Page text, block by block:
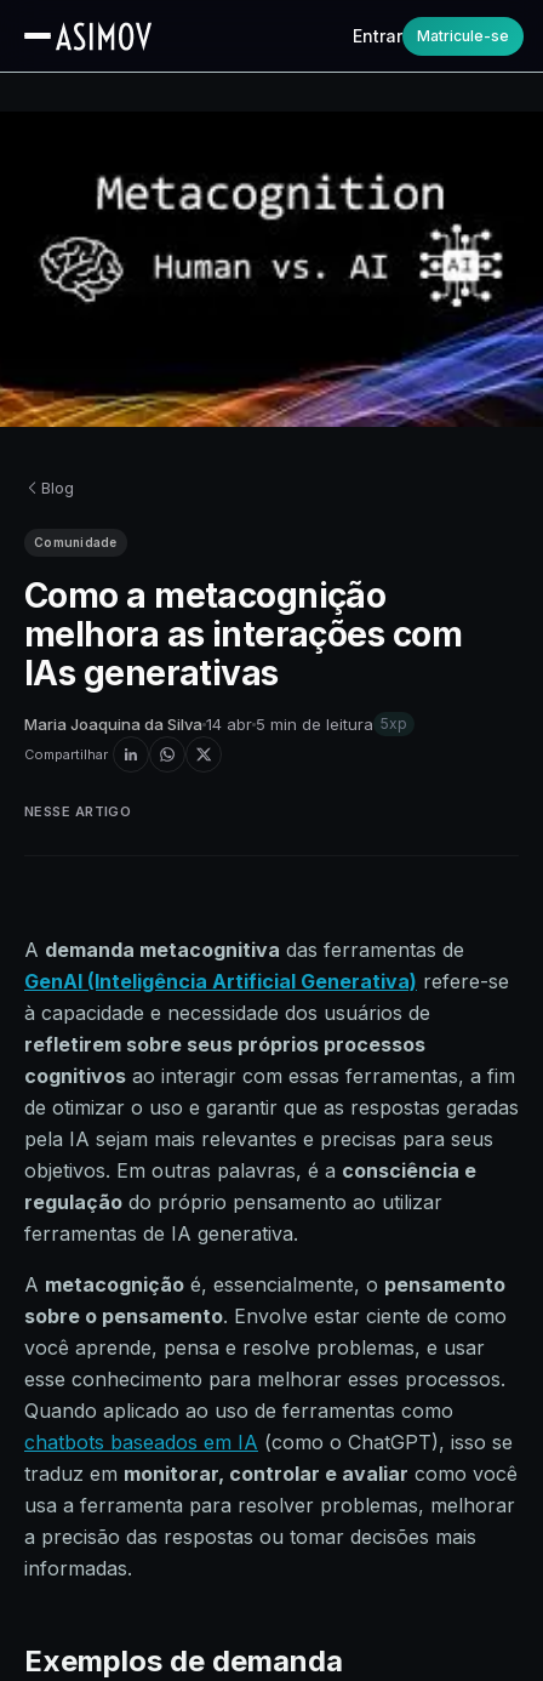
Entrar Matricule-se
Blog
Comunidade
Como a metacognição
melhora as interações com
IAs generativas
Maria Joaquina da Silva 14 abr 5 min de leitura 5xp
Compartilhar
A demanda metacognitiva das ferramentas de
GenAI (Inteligência Artificial Generativa) refere-se
à capacidade e necessidade dos usuários de
refletirem sobre seus próprios processos
cognitivos ao interagir com essas ferramentas, a fim
de otimizar o uso e garantir que as respostas geradas
pela IA sejam mais relevantes e precisas para seus
objetivos. Em outras palavras, é a consciência e
regulação do próprio pensamento ao utilizar
ferramentas de IA generativa.
A metacognição é, essencialmente, o pensamento
sobre o pensamento. Envolve estar ciente de como
você aprende, pensa e resolve problemas, e usar
esse conhecimento para melhorar esses processos.
Quando aplicado ao uso de ferramentas como
chatbots baseados em IA (como o ChatGPT), isso se
traduz em monitorar, controlar e avaliar como você
usa a ferramenta para resolver problemas, melhorar
a precisão das respostas ou tomar decisões mais
informadas.
Exemplos de demanda
NESSE ARTIGO